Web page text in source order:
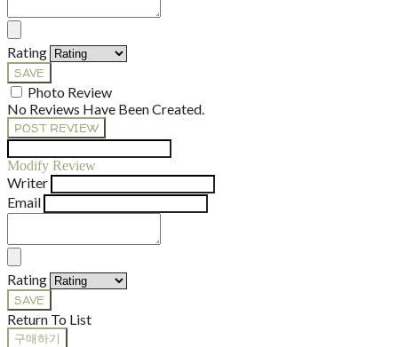
Rating
SAVE
Photo Review
No Reviews Have Been Created.
POST REVIEW
Modify Review
Writer
Email
Rating
SAVE
Return To List
구매하기